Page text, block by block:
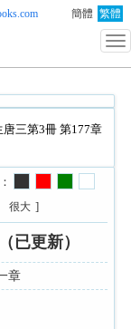
簡體 繁體
唐三第3冊 第177章
很大 ]
已更新）
章